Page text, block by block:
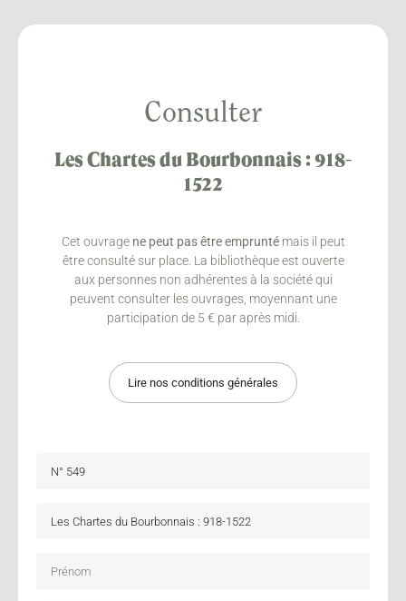
Consulter
Les Chartes du Bourbonnais : 918-
1522
Cet ouvrage ne peut pas être empruntémais il peut
être consulté sur place. La bibliothèque est ouverte
aux personnes non adhérentes à la société qui
peuvent consulter les ouvrages, moyennant une
participation de 5 € par après midi.
Lire nos conditions générales